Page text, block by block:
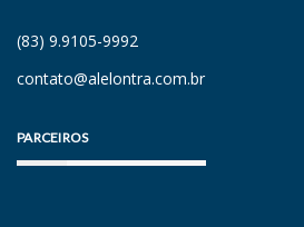
(83) 9.9105-9992
contato@alelontra.com.br
PARCEIROS